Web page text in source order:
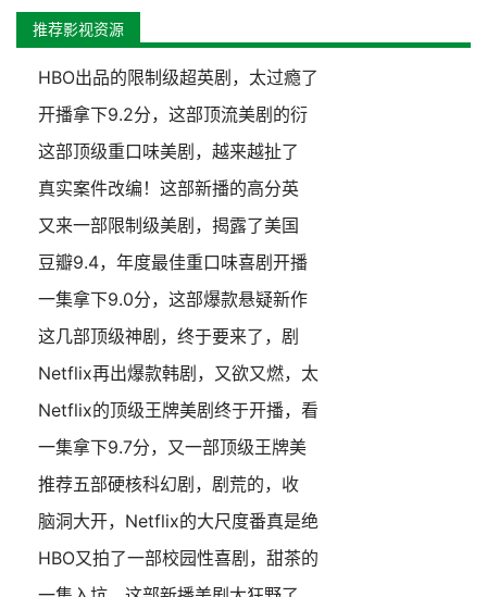
推荐影视资源
HBO出品的限制级超英剧，太过瘾了
开播拿下9.2分，这部顶流美剧的衍
这部顶级重口味美剧，越来越扯了
真实案件改编！这部新播的高分英
又来一部限制级美剧，揭露了美国
豆瓣9.4，年度最佳重口味喜剧开播
一集拿下9.0分，这部爆款悬疑新作
这几部顶级神剧，终于要来了，剧
Netflix再出爆款韩剧，又欲又燃，太
Netflix的顶级王牌美剧终于开播，看
一集拿下9.7分，又一部顶级王牌美
推荐五部硬核科幻剧，剧荒的，收
脑洞大开，Netflix的大尺度番真是绝
HBO又拍了一部校园性喜剧，甜茶的